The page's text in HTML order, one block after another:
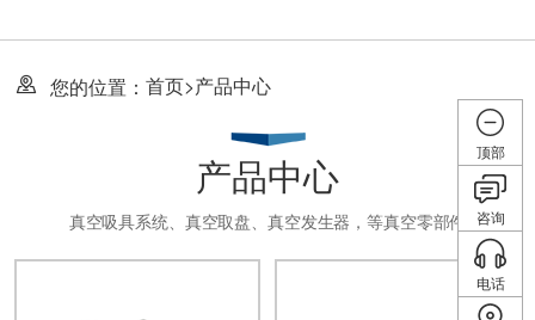
您的位置： 首页>产品中心
产品中心
真空吸具系统、真空取盘、真空发生器，等真空零部件
顶部
咨询
电话